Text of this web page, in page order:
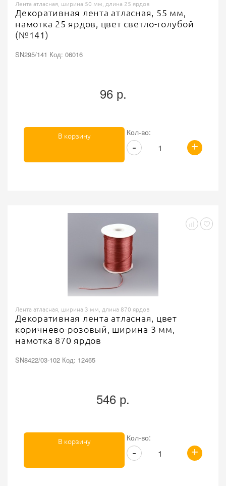
Лента атласная, ширина 50 мм, длина 25 ярдов
Декоративная лента атласная, 55 мм,
намотка 25 ярдов, цвет светло-голубой
(№141)
SN295/141 Код: 06016
96 р.
Кол-во:
+
-
В корзину
Лента атласная, ширина 3 мм, длина 870 ярдов
Декоративная лента атласная, цвет
коричнево-розовый, ширина 3 мм,
намотка 870 ярдов
SN8422/03-102 Код: 12465
546 р.
Кол-во:
+
-
В корзину